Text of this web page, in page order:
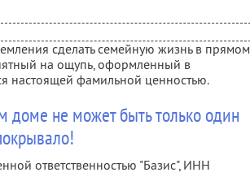
сделать семейную жизнь в прямом
на ощупь, оформленный в
настоящей фамильной ценностью.
доме не может быть только один
ответственностью "Базис", ИНН